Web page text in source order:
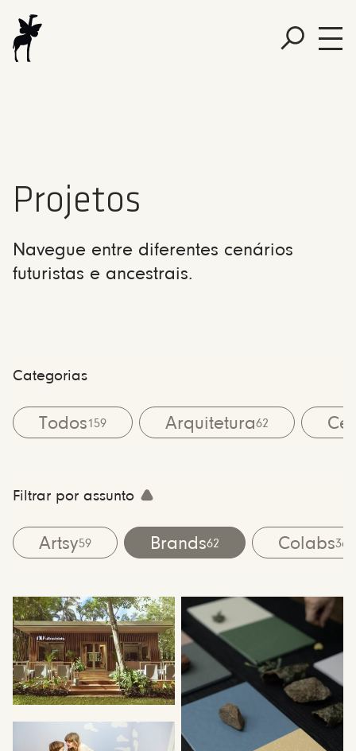
Projetos
Navegue entre diferentes cenários
futuristas e ancestrais.
Categorias
Todos159 Arquitetura62
Filtrar por assunto
Artsy59 Brands62 Colabs36